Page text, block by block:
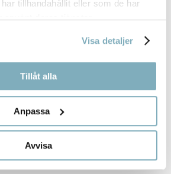
tillhandahållit eller som de har
använt deras tjänster.
Visa detaljer
Tillåt alla
Anpassa
Avvisa
(7)